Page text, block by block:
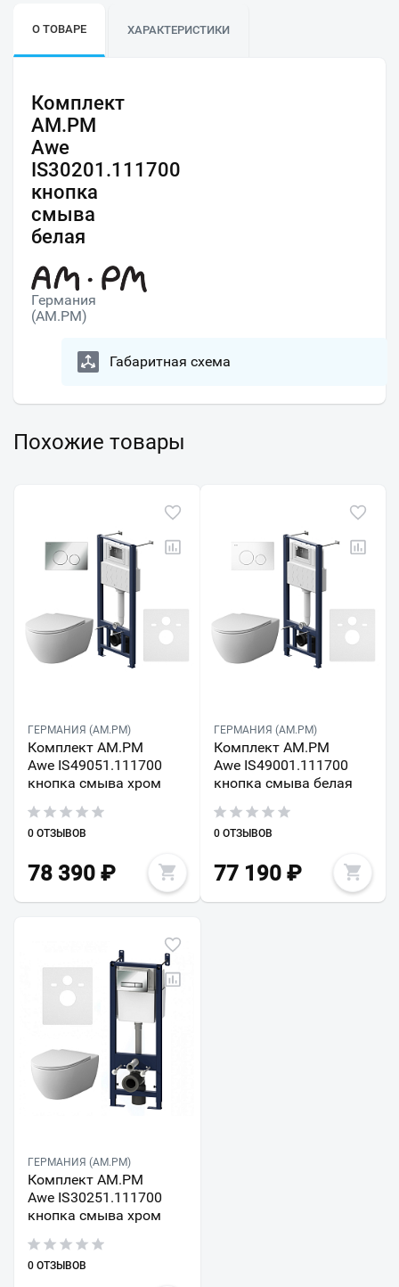
О ТОВАРЕ ХАРАКТЕРИСТИКИ
Комплект
AM.PM
Awe
IS30201.111700
кнопка
смыва
белая
Германия
(AM.PM)
Габаритная схема
Похожие товары
ГЕРМАНИЯ (AM.PM)
Комплект AM.PM
Awe IS49051.111700
кнопка смыва хром
0 ОТЗЫВОВ
78 390 ₽
ГЕРМАНИЯ (AM.PM)
Комплект AM.PM
Awe IS49001.111700
кнопка смыва белая
0 ОТЗЫВОВ
77 190₽
ГЕРМАНИЯ (AM.PM)
Комплект AM.PM
Awe IS30251.111700
кнопка смыва хром
0 ОТЗЫВОВ